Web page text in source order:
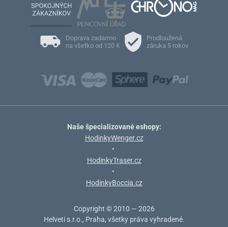
Doprava zadarmo
na všetko od 120 €
Prodloužená
záruka 5 rokov
Naše špecializované eshopy:
HodinkyWenger.cz
•
HodinkyTraser.cz
•
HodinkyBoccia.cz
Copyright © 2010 — 2026
Helveti s.r.o., Praha, všetky práva vyhradené.